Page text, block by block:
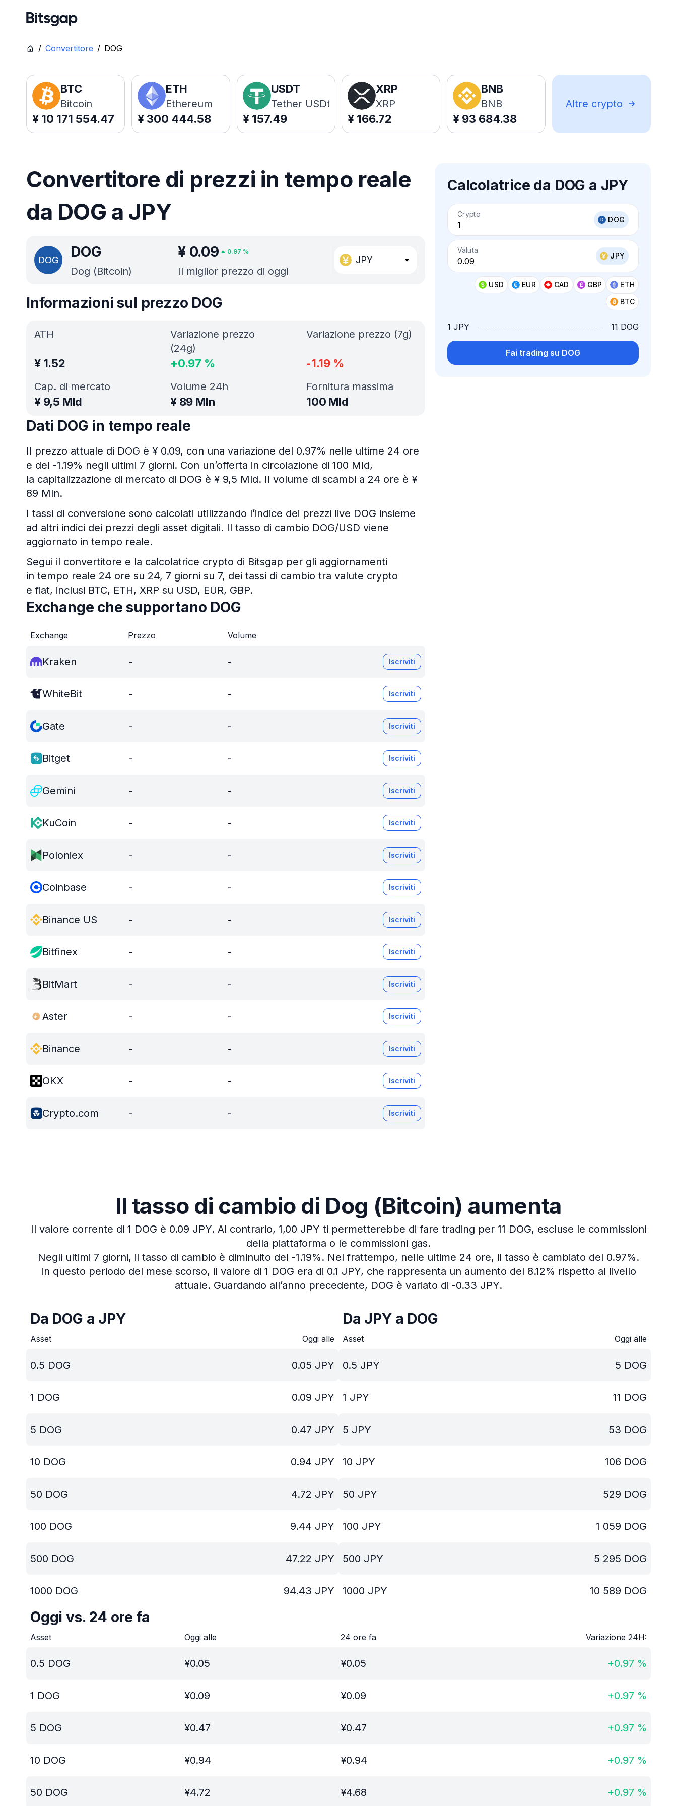
/ Convertitore / DOG
BTC
Bitcoin
¥ 10 171 554.47
ETH
Ethereum
¥ 300 444.58
USDT
Tether USDt
¥ 157.49
XRP
XRP
¥ 166.72
BNB
BNB
¥ 93 684.38
Altre crypto
Convertitore di prezzi in tempo reale
da DOG a JPY
DOG
Dog (Bitcoin)
¥ 0.09 0.97 %
Il miglior prezzo di oggi
JPY
Calcolatrice da DOG a JPY
Crypto
DOG
Valuta
JPY
USD EUR CAD GBP
ETH
BTC
1 JPY 11 DOG
Fai trading su DOG
Informazioni sul prezzo DOG
ATH
¥ 1.52
Cap. di mercato
¥ 9,5 Mld
Variazione prezzo
(24g)
+0.97 %
Variazione prezzo (7g)
-1.19 %
Volume 24h
¥ 89 Mln
Fornitura massima
100 Mld
Dati DOG in tempo reale
Il prezzo attuale di DOG è ¥ 0.09, con una variazione del 0.97% nelle ultime 24 ore
e del -1.19% negli ultimi 7 giorni. Con un’offerta in circolazione di 100 Mld,
la capitalizzazione di mercato di DOG è ¥ 9,5 Mld. Il volume di scambi a 24 ore è ¥
89 Mln.
I tassi di conversione sono calcolati utilizzando l’indice dei prezzi live DOG insieme
ad altri indici dei prezzi degli asset digitali. Il tasso di cambio DOG/USD viene
aggiornato in tempo reale.
Segui il convertitore e la calcolatrice crypto di Bitsgap per gli aggiornamenti
in tempo reale 24 ore su 24, 7 giorni su 7, dei tassi di cambio tra valute crypto
e fiat, inclusi BTC, ETH, XRP su USD, EUR, GBP.
Exchange che supportano DOG
Exchange Prezzo Volume
Kraken - - Iscriviti
WhiteBit - - Iscriviti
Gate - - Iscriviti
Bitget - - Iscriviti
Gemini - - Iscriviti
KuCoin - - Iscriviti
Poloniex - - Iscriviti
Coinbase - - Iscriviti
Binance US - - Iscriviti
Bitfinex - - Iscriviti
BitMart - - Iscriviti
Aster - - Iscriviti
Binance - - Iscriviti
OKX - - Iscriviti
Crypto.com - - Iscriviti
Il tasso di cambio di Dog (Bitcoin) aumenta
Il valore corrente di 1 DOG è 0.09 JPY. Al contrario, 1,00 JPY ti permetterebbe di fare trading per 11 DOG, escluse le commissioni
della piattaforma o le commissioni gas.
Negli ultimi 7 giorni, il tasso di cambio è diminuito del -1.19%. Nel frattempo, nelle ultime 24 ore, il tasso è cambiato del 0.97%.
In questo periodo del mese scorso, il valore di 1 DOG era di 0.1 JPY, che rappresenta un aumento del 8.12% rispetto al livello
attuale. Guardando all’anno precedente, DOG è variato di -0.33 JPY.
Da DOG a JPY
Asset Oggi alle
0.5 DOG 0.05 JPY
1 DOG 0.09 JPY
5 DOG 0.47 JPY
10 DOG 0.94 JPY
50 DOG 4.72 JPY
100 DOG 9.44 JPY
500 DOG 47.22 JPY
1000 DOG 94.43 JPY
Da JPY a DOG
Asset Oggi alle
0.5 JPY 5 DOG
1 JPY 11 DOG
5 JPY 53 DOG
10 JPY 106 DOG
50 JPY 529 DOG
100 JPY 1 059 DOG
500 JPY 5 295 DOG
1000 JPY 10 589 DOG
Oggi vs. 24 ore fa
Asset Oggi alle 24 ore fa Variazione 24H:
0.5 DOG ¥0.05 ¥0.05 +0.97 %
1 DOG ¥0.09 ¥0.09 +0.97 %
5 DOG ¥0.47 ¥0.47 +0.97 %
10 DOG ¥0.94 ¥0.94 +0.97 %
50 DOG ¥4.72 ¥4.68 +0.97 %